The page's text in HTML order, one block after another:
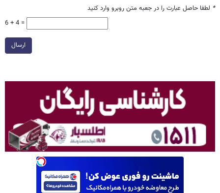
* لطفا حاصل عبارت را در جعبه متن روبرو وارد کنید
6 + 4 =
ارسال